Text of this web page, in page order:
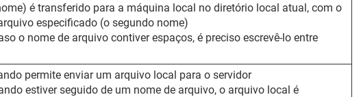
é transferido para a máquina local no diretório local atual, com o
especificado (o segundo nome)
o nome de arquivo contiver espaços, é preciso escrevê-lo entre
permite enviar um arquivo local para o servidor
estiver seguido de um nome de arquivo, o arquivo local é